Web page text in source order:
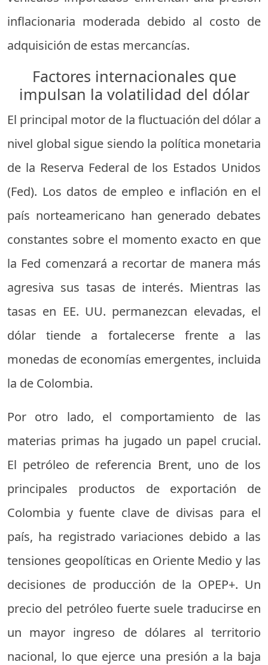
inflacionaria moderada debido al costo de
adquisición de estas mercancías.
Factores internacionales que
impulsan la volatilidad del dólar
El principal motor de la fluctuación del dólar a
nivel global sigue siendo la política monetaria
de la Reserva Federal de los Estados Unidos
(Fed). Los datos de empleo e inflación en el
país norteamericano han generado debates
constantes sobre el momento exacto en que
la Fed comenzará a recortar de manera más
agresiva sus tasas de interés. Mientras las
tasas en EE. UU. permanezcan elevadas, el
dólar tiende a fortalecerse frente a las
monedas de economías emergentes, incluida
la de Colombia.
Por otro lado, el comportamiento de las
materias primas ha jugado un papel crucial.
El petróleo de referencia Brent, uno de los
principales productos de exportación de
Colombia y fuente clave de divisas para el
país, ha registrado variaciones debido a las
tensiones geopolíticas en Oriente Medio y las
decisiones de producción de la OPEP+. Un
precio del petróleo fuerte suele traducirse en
un mayor ingreso de dólares al territorio
nacional, lo que ejerce una presión a la baja